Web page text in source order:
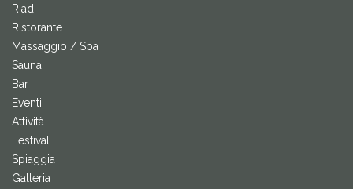
Riad
Ristorante
Massaggio / Spa
Sauna
Bar
Eventi
Attività
Festival
Spiaggia
Galleria